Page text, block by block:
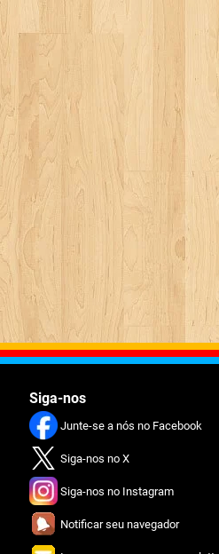
Siga-nos
Junte-se a nós no Facebook
Siga-nos no X
Siga-nos no Instagram
Notificar seu navegador